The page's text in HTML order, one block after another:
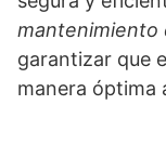
mantenimiento
garantizar que
manera óptima